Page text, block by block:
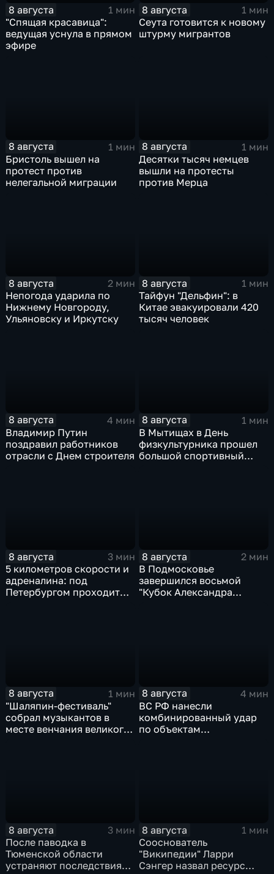
8 августа
1 мин
"Спящая красавица":
ведущая уснула в прямом
эфире
8 августа
1 мин
Сеута готовится к новому
штурму мигрантов
8 августа
1 мин
Бристоль вышел на
протест против
нелегальной миграции
8 августа
1 мин
Десятки тысяч немцев
вышли на протесты
против Мерца
8 августа
2 мин
Непогода ударила по
Нижнему Новгороду,
Ульяновску и Иркутску
8 августа
1 мин
Тайфун "Дельфин": в
Китае эвакуировали 420
тысяч человек
8 августа
4 мин
Владимир Путин
поздравил работников
отрасли с Днем строителя
8 августа
1 мин
В Мытищах в День
физкультурника прошел
большой спортивный
8 августа
3 мин
5 километров скорости и
адреналина: под
Петербургом проходит
8 августа
2 мин
В Подмосковье
завершился восьмой
"Кубок Александра
8 августа
1 мин
"Шаляпин‑фестиваль"
собрал музыкантов в
месте венчания великого
8 августа
4 мин
ВС РФ нанесли
комбинированный удар
по объектам
8 августа
3 мин
После паводка в
Тюменской области
устраняют последствия
8 августа
1 мин
Сооснователь
"Википедии" Ларри
Сэнгер назвал ресурс